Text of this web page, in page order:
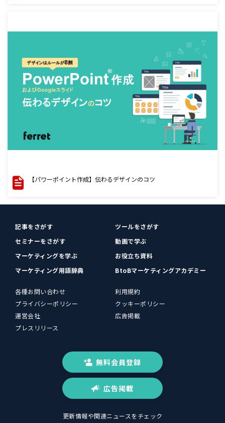
【パワーポイント作成】伝わるデザインのコツ
記事をさがす
ツールをさがす
セミナーをさがす
動画で学ぶ
マーケティングを学ぶ
お役立ち資料
マーケティング用語辞典
BtoBマーケティングアカデミー
各種お問い合わせ
利用規約
プライバシーポリシー
クッキーポリシー
運営会社
広告掲載
プレスリリース
無料会員登録
広告掲載
更新情報や関連ニュースをチェック